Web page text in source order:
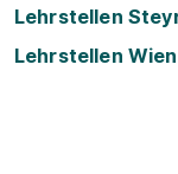
Lehrstellen
Lehrstellen Wien